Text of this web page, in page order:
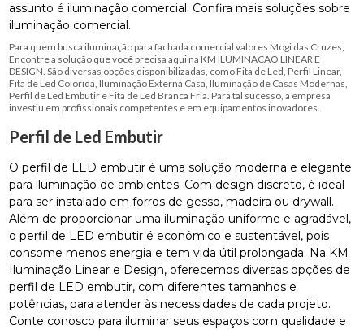
assunto é iluminação comercial. Confira mais soluções sobre
iluminação comercial.
Para quem busca iluminação para fachada comercial valores Mogi das Cruzes,
Encontre a solução que você precisa aqui na KM ILUMINACAO LINEAR E
DESIGN. São diversas opções disponibilizadas, como Fita de Led, Perfil Linear,
Fita de Led Colorida, Iluminação Externa Casa, Iluminação de Casas Modernas,
Perfil de Led Embutir e Fita de Led Branca Fria. Para tal sucesso, a empresa
investiu em profissionais competentes e em equipamentos inovadores.
Perfil de Led Embutir
O perfil de LED embutir é uma solução moderna e elegante
para iluminação de ambientes. Com design discreto, é ideal
para ser instalado em forros de gesso, madeira ou drywall.
Além de proporcionar uma iluminação uniforme e agradável,
o perfil de LED embutir é econômico e sustentável, pois
consome menos energia e tem vida útil prolongada. Na KM
Iluminação Linear e Design, oferecemos diversas opções de
perfil de LED embutir, com diferentes tamanhos e
potências, para atender às necessidades de cada projeto.
Conte conosco para iluminar seus espaços com qualidade e